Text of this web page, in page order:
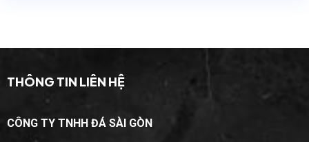
THÔNG TIN LIÊN HỆ
CÔNG TY TNHH ĐÁ SÀI GÒN